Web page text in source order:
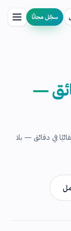
سجّل مجانًا
—
في دقائق — بلا